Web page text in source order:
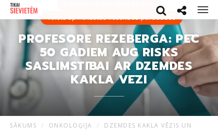
Social
Search
Valsts apmaksātas veselības pārbaudes
PROFESORE REZEBERGA: PĒC
50 GADIEM AUG RISKS
SASLIMSTĪBAI AR DZEMDES
KAKLA VĒZI
SĀKUMS ONKOLOĢIJA
DZEMDES KAKLA VĒZIS UN